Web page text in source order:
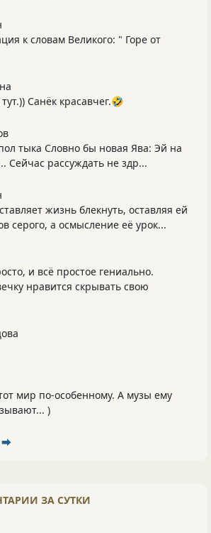
к словам Великого: " Горе от
Санёк красавчег.🤣
тыка Словно бы новая Ява: Эй на
Сейчас рассуждать не здр...
жизнь блекнуть, оставляя ей
серого, а осмысление её урок...
и всё простое гениально.
нравится скрывать свою
мир по-особенному. А музы ему
)
⮕
ЗА СУТКИ